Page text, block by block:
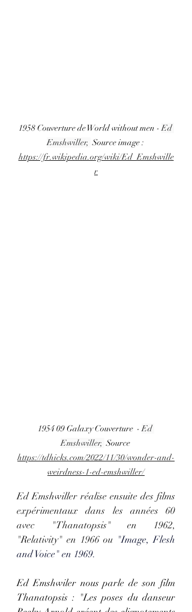
1958 Couverture de World without men - Ed
Emshwiller, Source image :
https://fr.wikipedia.org/wiki/Ed_Emshwille
r
1954 09 Galaxy Couverture  - Ed
Emshwiller, Source
https://tdhicks.com/2022/11/30/wonder-and-
weirdness-1-ed-emshwiller/
Ed Emshwiller réalise ensuite des films
expérimentaux dans les années 60
avec "Thanatopsis" en 1962,
"Relativity" en 1966 ou "Image, Flesh
and Voice" en 1969.
Ed Emshwiler nous parle de son film
Thanatopsis : "Les poses du danseur